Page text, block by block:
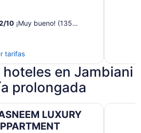
14
/10 ¡Muy bueno! (135
tarifas
en Jambiani
prolongada
LUXURY
Soul